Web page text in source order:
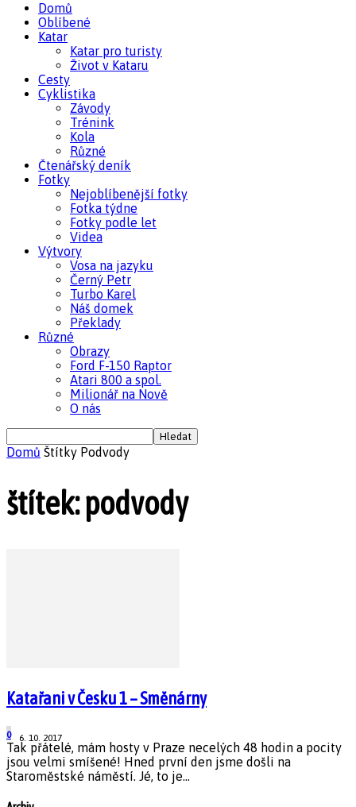
Domů
Oblíbené
Katar
Katar pro turisty
Život v Kataru
Cesty
Cyklistika
Závody
Trénink
Kola
Různé
Čtenářský deník
Fotky
Nejoblíbenější fotky
Fotka týdne
Fotky podle let
Videa
Výtvory
Vosa na jazyku
Černý Petr
Turbo Karel
Náš domek
Překlady
Různé
Obrazy
Ford F-150 Raptor
Atari 800 a spol.
Milionář na Nově
O nás
Domů Štítky Podvody
štítek: podvody
Katařani v Česku 1 – Směnárny
6. 10. 2017
0
Tak přátelé, mám hosty v Praze necelých 48 hodin a pocity
jsou velmi smíšené! Hned první den jsme došli na
Staroměstské náměstí. Jé, to je...